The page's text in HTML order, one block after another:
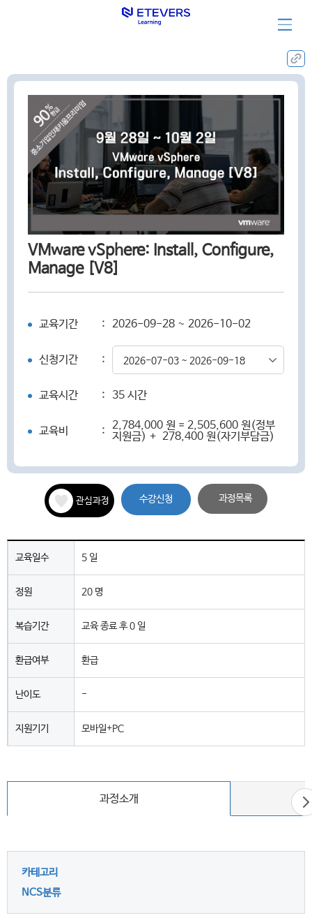
VMware vSphere: Install, Configure,
Manage [V8]
교육기간 : 2026-09-28 ~ 2026-10-02
신청기간 : 2026-07-03 ~ 2026-09-18
교육시간 : 35 시간
교육비 : 2,784,000 원 = 2,505,600 원(정부
지원금) + 278,400 원(자기부담금)
관심과정 수강신청 과정목록
교육일수 5 일
정원 20 명
복습기간 교육 종료 후 0 일
환급여부 환급
난이도 -
지원기기 모바일+PC
과정소개
다
음
카테고리
NCS분류